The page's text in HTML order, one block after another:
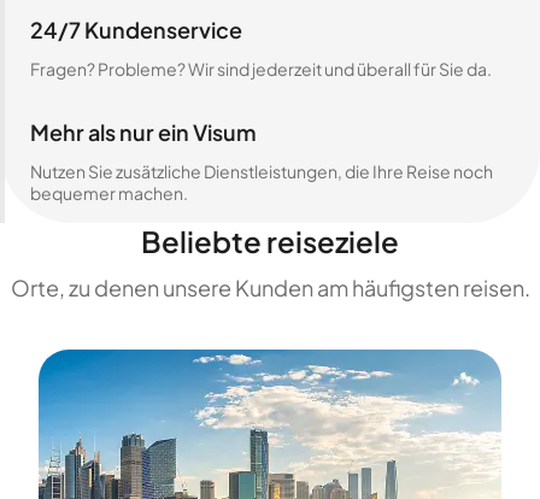
24/7 Kundenservice
Fragen? Probleme? Wir sind jederzeit und überall für Sie da.
Mehr als nur ein Visum
Nutzen Sie zusätzliche Dienstleistungen, die Ihre Reise noch
bequemer machen.
Beliebte reiseziele
Orte, zu denen unsere Kunden am häufigsten reisen.